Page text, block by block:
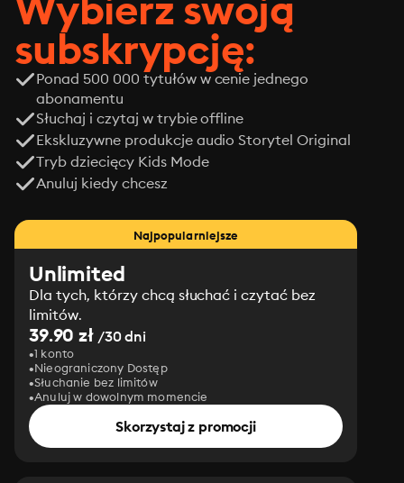
subskrypcję:
Ponad 500 000 tytułów w cenie jednego
abonamentu
Słuchaj i czytaj w trybie offline
Ekskluzywne produkcje audio Storytel Original
Tryb dziecięcy Kids Mode
Anuluj kiedy chcesz
Najpopularniejsze
Unlimited
Dla tych, którzy chcą słuchać i czytać bez
limitów.
39.90 zł/30 dni
1 konto
Nieograniczony Dostęp
Słuchanie bez limitów
Anuluj w dowolnym momencie
Skorzystaj z promocji